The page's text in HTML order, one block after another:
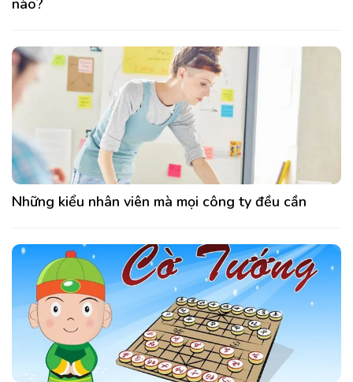
nào?
Những kiểu nhân viên mà mọi công ty đều cần